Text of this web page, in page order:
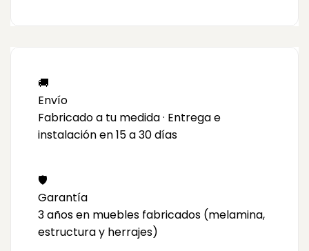
🚚
Envío
Fabricado a tu medida · Entrega e
instalación en 15 a 30 días
🛡️
Garantía
3 años en muebles fabricados (melamina,
estructura y herrajes)